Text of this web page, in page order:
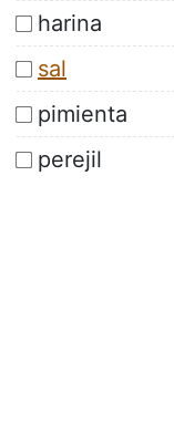
harina
sal
pimienta
perejil